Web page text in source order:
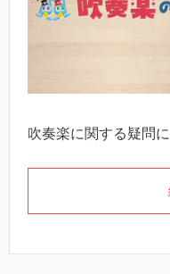
吹奏楽に関する疑問